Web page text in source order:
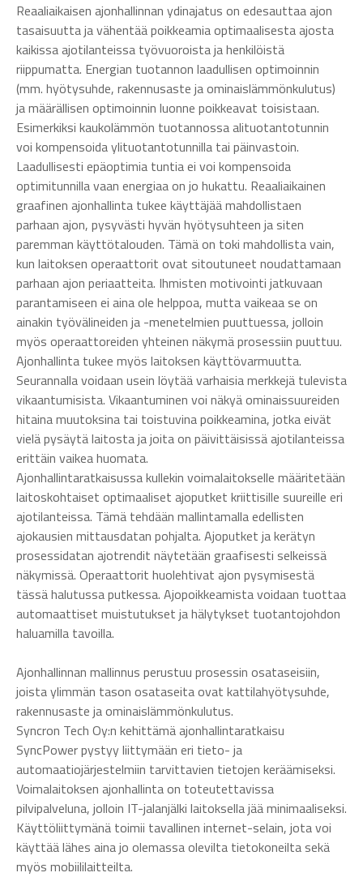
Reaaliaikaisen ajonhallinnan ydinajatus on edesauttaa ajon
tasaisuutta ja vähentää poikkeamia optimaalisesta ajosta
kaikissa ajotilanteissa työvuoroista ja henkilöistä
riippumatta. Energian tuotannon laadullisen optimoinnin
(mm. hyötysuhde, rakennusaste ja ominaislämmönkulutus)
ja määrällisen optimoinnin luonne poikkeavat toisistaan.
Esimerkiksi kaukolämmön tuotannossa alituotantotunnin
voi kompensoida ylituotantotunnilla tai päinvastoin.
Laadullisesti epäoptimia tuntia ei voi kompensoida
optimitunnilla vaan energiaa on jo hukattu. Reaaliaikainen
graafinen ajonhallinta tukee käyttäjää mahdollistaen
parhaan ajon, pysyvästi hyvän hyötysuhteen ja siten
paremman käyttötalouden. Tämä on toki mahdollista vain,
kun laitoksen operaattorit ovat sitoutuneet noudattamaan
parhaan ajon periaatteita. Ihmisten motivointi jatkuvaan
parantamiseen ei aina ole helppoa, mutta vaikeaa se on
ainakin työvälineiden ja -menetelmien puuttuessa, jolloin
myös operaattoreiden yhteinen näkymä prosessiin puuttuu.
Ajonhallinta tukee myös laitoksen käyttövarmuutta.
Seurannalla voidaan usein löytää varhaisia merkkejä tulevista
vikaantumisista. Vikaantuminen voi näkyä ominaissuureiden
hitaina muutoksina tai toistuvina poikkeamina, jotka eivät
vielä pysäytä laitosta ja joita on päivittäisissä ajotilanteissa
erittäin vaikea huomata.
Ajonhallintaratkaisussa kullekin voimalaitokselle määritetään
laitoskohtaiset optimaaliset ajoputket kriittisille suureille eri
ajotilanteissa. Tämä tehdään mallintamalla edellisten
ajokausien mittausdatan pohjalta. Ajoputket ja kerätyn
prosessidatan ajotrendit näytetään graafisesti selkeissä
näkymissä. Operaattorit huolehtivat ajon pysymisestä
tässä halutussa putkessa. Ajopoikkeamista voidaan tuottaa
automaattiset muistutukset ja hälytykset tuotantojohdon
haluamilla tavoilla.
Ajonhallinnan mallinnus perustuu prosessin osataseisiin,
joista ylimmän tason osataseita ovat kattilahyötysuhde,
rakennusaste ja ominaislämmönkulutus.
Syncron Tech Oy:n kehittämä ajonhallintaratkaisu
SyncPower pystyy liittymään eri tieto- ja
automaatiojärjestelmiin tarvittavien tietojen keräämiseksi.
Voimalaitoksen ajonhallinta on toteutettavissa
pilvipalveluna, jolloin IT-jalanjälki laitoksella jää minimaaliseksi.
Käyttöliittymänä toimii tavallinen internet-selain, jota voi
käyttää lähes aina jo olemassa olevilta tietokoneilta sekä
myös mobiililaitteilta.